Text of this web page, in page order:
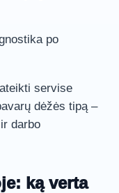
po
servise
dėžės tipą –
darbo
ką verta